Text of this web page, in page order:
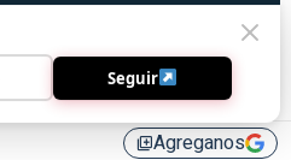
library_addAgreganos
Seguir